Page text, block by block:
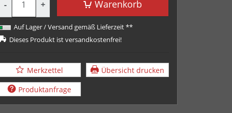
- + Warenkorb
Auf Lager / Versand gemäß Lieferzeit **
Dieses Produkt ist versandkostenfrei!
Merkzettel
Übersicht drucken
Produktanfrage